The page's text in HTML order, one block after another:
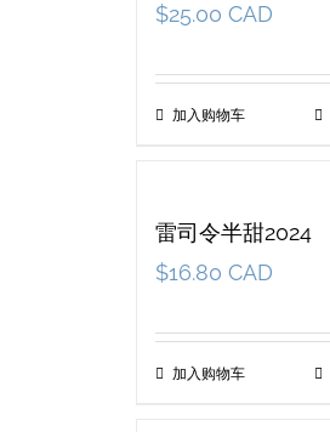
$25.00 CAD
加入购物车
雷司令半甜2024
$16.80 CAD
加入购物车